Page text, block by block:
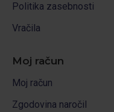
Politika zasebnosti
Vračila
Moj račun
Moj račun
Zgodovina naročil